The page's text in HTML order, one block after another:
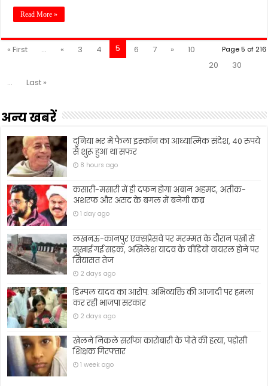
Read More »
Page 5 of 216
« First ... « 3 4 5 6 7 »
10
20
30
...
Last »
अन्य खबरें
दुनिया भर में फैला इस्कॉन का आध्यात्मिक संदेश, 40 रुपये
से शुरू हुआ था सफर
8 hours ago
कसारी-मसारी में ही दफन होगा अबान अहमद, अतीक-
अशरफ और असद के बगल में बनेगी कब्र
1 day ago
लखनऊ-कानपुर एक्सप्रेसवे पर मरम्मत के दौरान पंखों से
सुखाई गई सड़क, अखिलेश यादव के वीडियो वायरल होने पर
सियासत तेज
2 days ago
डिम्पल यादव का आरोप: अभिव्यक्ति की आजादी पर हमला
कर रही भाजपा सरकार
2 days ago
खेलने निकले सर्राफा कारोबारी के पोते की हत्या, पड़ोसी
शिक्षक गिरफ्तार
1 week ago